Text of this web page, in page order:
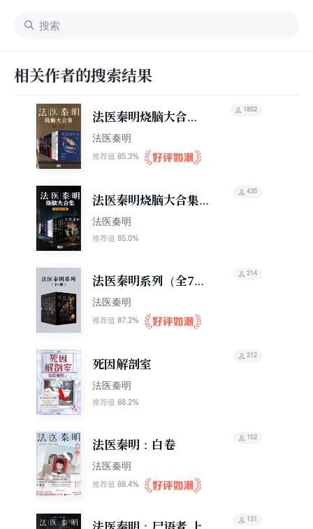
相关作者的搜索结果
法医秦明烧脑大合集
（套装15册）
法医秦明
推荐值 85.3%
1802
法医秦明烧脑大合集
（全套装20册）
法医秦明
推荐值 85.0%
435
法医秦明系列（全7
册）
法医秦明
推荐值 87.2%
214
死因解剖室
法医秦明
推荐值 88.2%
212
法医秦明：白卷
法医秦明
推荐值 88.4%
152
法医秦明：尸语者.上
131